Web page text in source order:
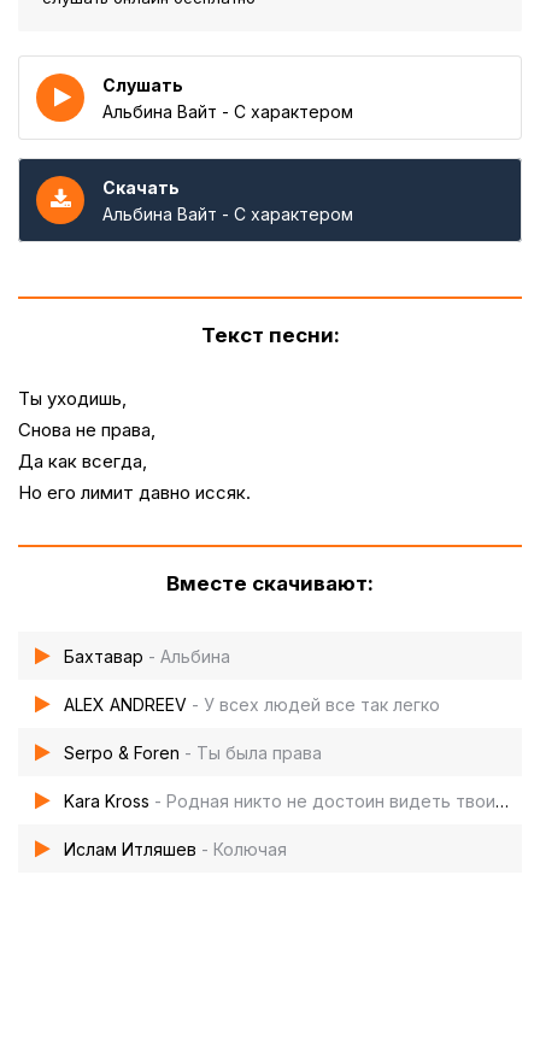
Слушать
Альбина Вайт - С характером
Скачать
Альбина Вайт - С характером
Текст песни:
Ты уходишь,
Снова не права,
Да как всегда,
Но его лимит давно иссяк.
Вместе скачивают:
Бахтавар - Альбина
ALEX ANDREEV - У всех людей все так легко
Serpo & Foren - Ты была права
Kara Kross - Родная никто не достоин видеть твоих слез
Ислам Итляшев - Колючая